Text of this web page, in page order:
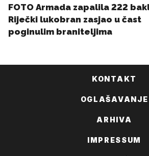
KONTAKT
OGLAŠAVANJE
ARHIVA
IMPRESSUM